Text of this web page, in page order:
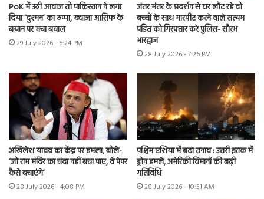
PoK में उठी आवाज तो पाकिस्तान ने लगा
दिया ‘दुश्मन’ का ठप्पा, ख्वाजा आसिफ के
बयान पर मचा बवाल
29 July 2026 - 6:24 PM
जंतर मंतर के प्रदर्शन से घर लौट रहे दो
बच्चों के साथ मारपीट करने वाले सत्यम
पंडित को गिरफ्तार करे पुलिस- सौरभ
भारद्वाज
28 July 2026 - 7:26 PM
अखिलेश यादव का केंद्र पर हमला, बोले-
‘जो राम मंदिर का चंदा नहीं बचा पाए, वे पेपर
कैसे बचाएंगे’
28 July 2026 - 4:08 PM
पश्चिम एशिया में बढ़ा तनाव : उत्तरी इराक में
ड्रोन हमले, अमेरिकी विमानों की बढ़ी
गतिविधि
28 July 2026 - 10:51 AM